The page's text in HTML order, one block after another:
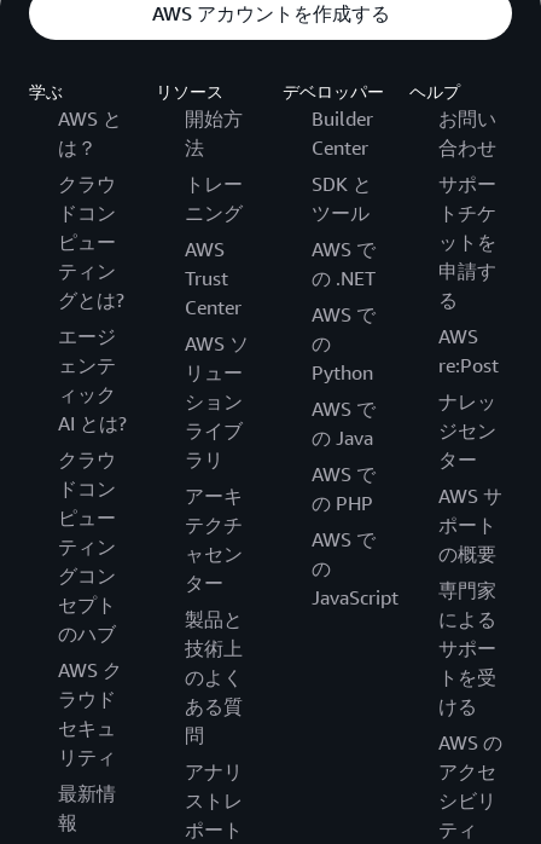
AWS アカウントを作成する
学ぶ
AWS と
は？
クラウ
ドコン
ピュー
ティン
グとは?
エージ
ェンテ
ィック
AI とは?
クラウ
ドコン
ピュー
ティン
グコン
セプト
のハブ
AWS ク
ラウド
セキュ
リティ
最新情
報
リソース
開始方
法
トレー
ニング
AWS
Trust
Center
AWS ソ
リュー
ション
ライブ
ラリ
アーキ
テクチ
ャセン
ター
製品と
技術上
のよく
ある質
問
アナリ
ストレ
ポート
デベロッパー
Builder
Center
SDK と
ツール
AWS で
の .NET
AWS で
の
Python
AWS で
の Java
AWS で
の PHP
AWS で
の
JavaScript
ヘルプ
お問い
合わせ
サポー
トチケ
ットを
申請す
る
AWS
re:Post
ナレッ
ジセン
ター
AWS サ
ポート
の概要
専門家
による
サポー
トを受
ける
AWS の
アクセ
シビリ
ティ